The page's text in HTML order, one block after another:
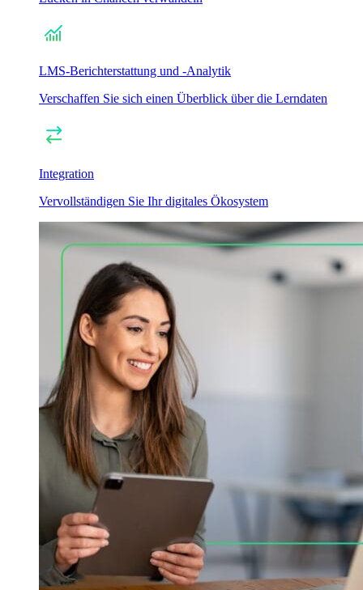
LMS-Berichterstattung und -Analytik
Verschaffen Sie sich einen Überblick über die Lerndaten
Integration
Vervollständigen Sie Ihr digitales Ökosystem